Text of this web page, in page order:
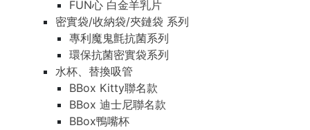
FUN心 白金羊乳片
密實袋/收納袋/夾鏈袋 系列
專利魔鬼氈抗菌系列
環保抗菌密實袋系列
水杯、替換吸管
BBox Kitty聯名款
BBox 迪士尼聯名款
BBox鴨嘴杯